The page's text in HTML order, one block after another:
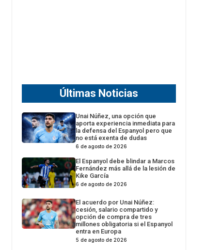
Últimas Noticias
Unai Núñez, una opción que
aporta experiencia inmediata para
la defensa del Espanyol pero que
no está exenta de dudas
6 de agosto de 2026
El Espanyol debe blindar a Marcos
Fernández más allá de la lesión de
Kike García
6 de agosto de 2026
El acuerdo por Unai Núñez:
cesión, salario compartido y
opción de compra de tres
millones obligatoria si el Espanyol
entra en Europa
5 de agosto de 2026